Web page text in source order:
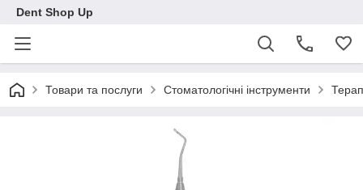
Dent Shop Up
Товари та послуги Стоматологічні інструменти